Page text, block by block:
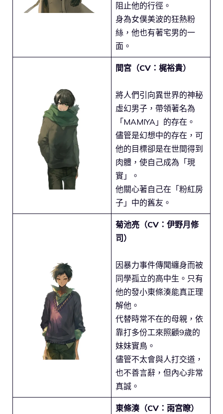
阻止他的行徑。
身為女僕美波的狂熱粉
絲，他也有著宅男的一
面。
間宮（CV：梶裕貴）
將人們引向異世界的神秘
虛幻男子，帶領著名為
「MAMIYA」的存在。
儘管是幻想中的存在，可
他的目標卻是在世間得到
肉體，使自己成為「現
實」。
他關心著自己在「粉紅房
子」中的舊友。
菊池亮（CV：伊野月修
司）
因暴力事件傳聞纏身而被
同學孤立的高中生。只有
他的發小東條湊能真正理
解他。
代替時常不在的母親，依
靠打多份工來照顧9歲的
妹妹實鳥。
儘管不太會與人打交道，
也不善言辭，但內心非常
真誠。
東條湊（CV：雨宮瞭）